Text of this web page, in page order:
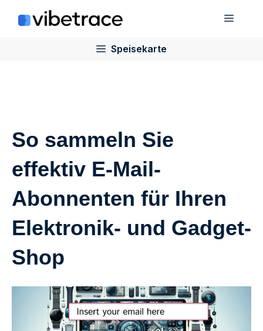
Inhalt
Speisekarte
So sammeln Sie
effektiv E-Mail-
Abonnenten für Ihren
Elektronik- und Gadget-
Shop